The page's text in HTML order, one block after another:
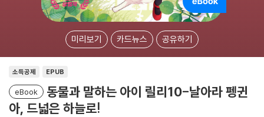
미리보기 카드뉴스 공유하기
소득공제 EPUB
eBook
동물과 말하는 아이 릴리10-날아라 펭귄
아, 드넓은 하늘로!